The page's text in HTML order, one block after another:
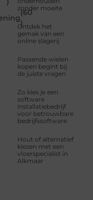
(60
)
zonder moeite
Ontdek het
gemak van een
online slagerij
Passende wielen
kopen begint bij
de juiste vragen
Zo kies je een
software
installatiebedrijf
voor betrouwbare
bedrijfssoftware
Hout of alternatief
kiezen met een
vloerspecialist in
Alkmaar